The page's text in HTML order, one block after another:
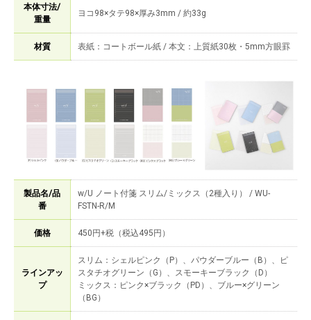
本体寸法/
重量
ヨコ98×タテ98×厚み3mm / 約33g
材質 表紙：コートボール紙 / 本文：上質紙30枚・5mm方眼罫
製品名/品
番
w/U ノート付箋 スリム/ミックス（2種入り） / WU-
FSTN-R/M
価格 450円+税（税込495円）
ラインアッ
プ
スリム：シェルピンク（P）、パウダーブルー（B）、ピ
スタチオグリーン（G）、スモーキーブラック（D）
ミックス：ピンク×ブラック（PD）、ブルー×グリーン
（BG）